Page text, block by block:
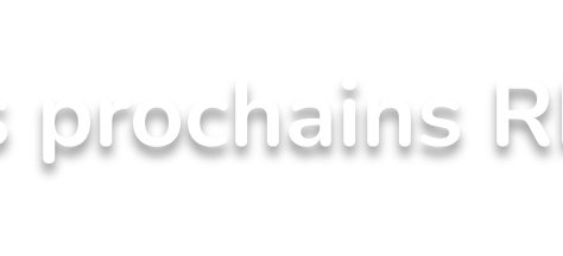
prochains